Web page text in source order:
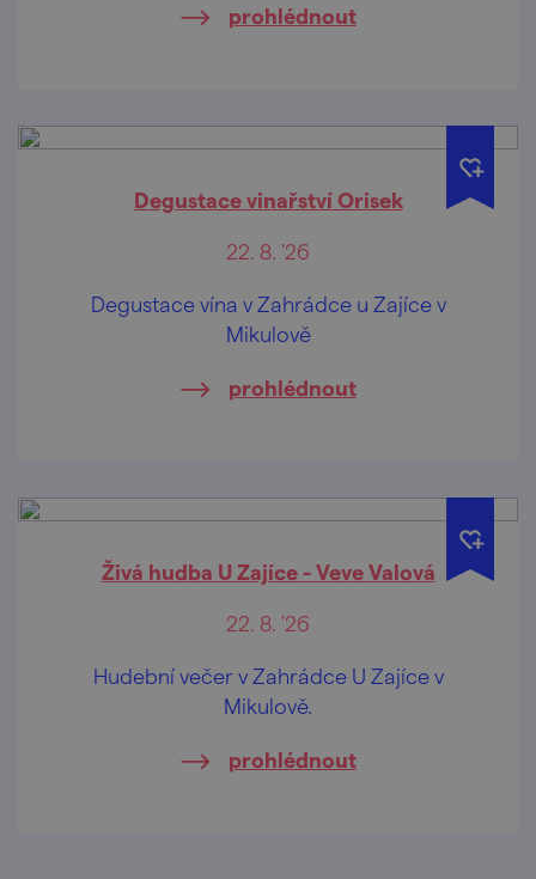
prohlédnout
Degustace vinařství Orisek
22. 8. '26
Degustace vína v Zahrádce u Zajíce v
Mikulově
prohlédnout
Živá hudba U Zajíce - Veve Valová
22. 8. '26
Hudební večer v Zahrádce U Zajíce v
Mikulově.
prohlédnout